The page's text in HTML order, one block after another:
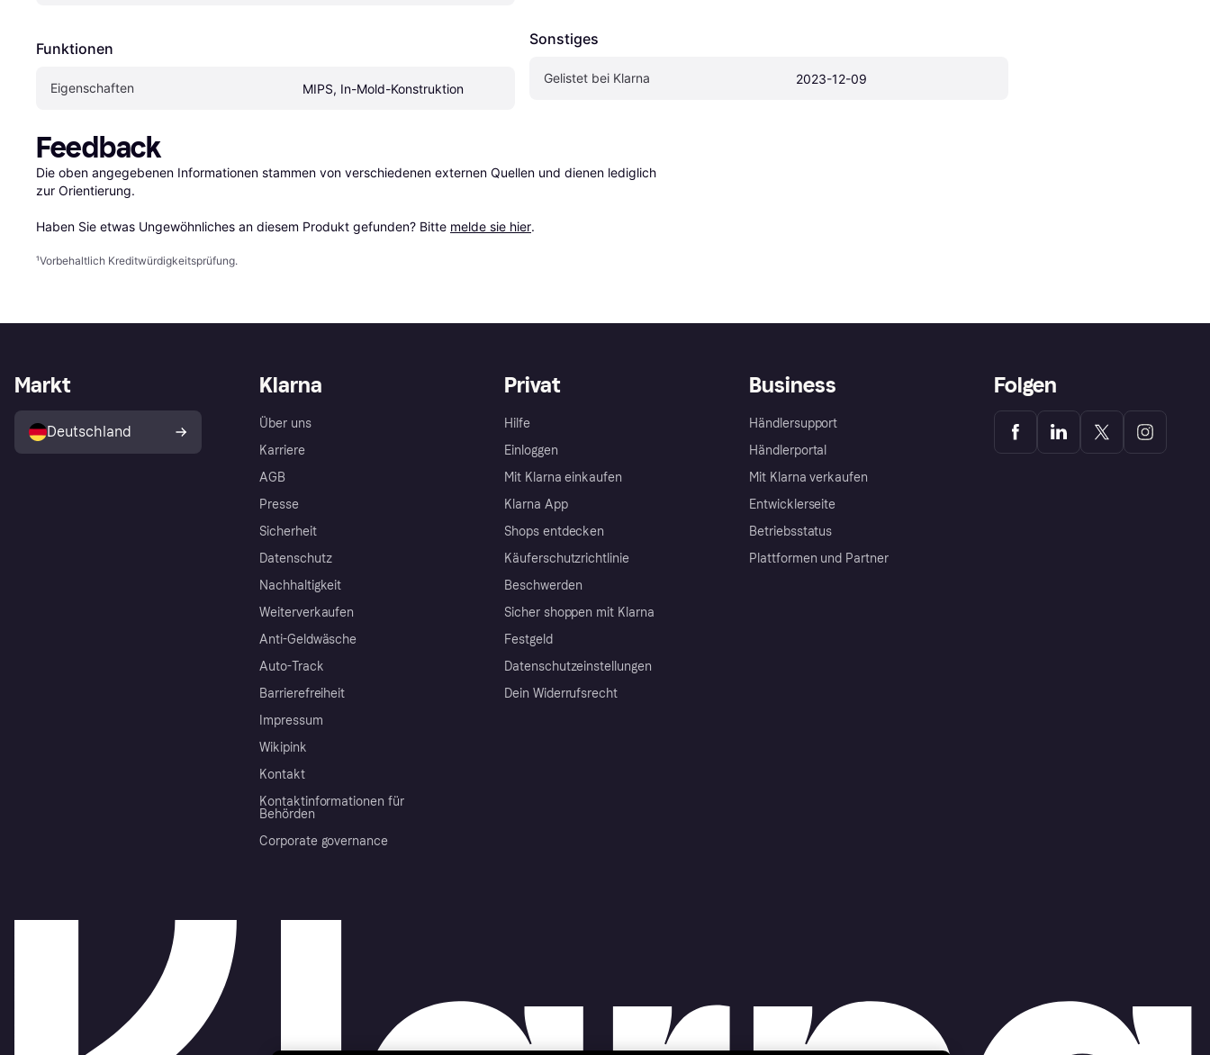
Funktionen
Eigen­schaften MIPS, In-Mold-Konstruktion
Sonstiges
Gelistet bei Klarna 2023-12-09
Feedback
Die oben angegebenen Informationen stammen von verschiedenen externen Quellen und dienen lediglich
zur Orientierung.
Haben Sie etwas Ungewöhnliches an diesem Produkt gefunden? Bitte melde sie hier.
¹Vorbehaltlich Kreditwürdigkeitsprüfung.
Klarna
Über uns
Karriere
AGB
Presse
Sicherheit
Datenschutz
Nachhaltigkeit
Weiterverkaufen
Anti-Geldwäsche
Auto-Track
Barrierefreiheit
Impressum
Wikipink
Kontakt
Kontaktinformationen für
Behörden
Corporate governance
Privat
Hilfe
Einloggen
Mit Klarna einkaufen
Klarna App
Shops entdecken
Käuferschutzrichtlinie
Beschwerden
Sicher shoppen mit Klarna
Festgeld
Datenschutzeinstellungen
Dein Widerrufsrecht
Business
Händlersupport
Händlerportal
Mit Klarna verkaufen
Entwicklerseite
Betriebsstatus
Plattformen und Partner
Markt
Deutschland
Folgen